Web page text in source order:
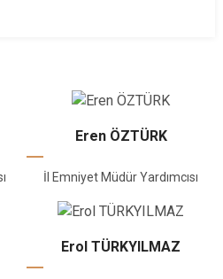
Eren ÖZTÜRK
İl Emniyet Müdür Yardımcısı
Erol TÜRKYILMAZ